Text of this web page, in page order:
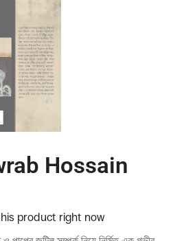
Hossain
product right now